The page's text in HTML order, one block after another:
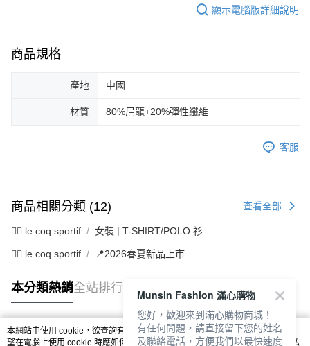
顯示電腦版詳細說明
商品規格
產地 中國
材質 80%尼龍+20%彈性纖維
客服
商品相關分類 (12) 查看全部
🚴‍♂️ le coq sportif 女裝 | T-SHIRT/POLO 衫
🚴‍♂️ le coq sportif 📍2026春夏新品上市
本分類熱銷全站排行
熱門標籤
本網站中使用 cookie，欲查詢有關本網站使用 cookie 方式之詳情，及若您不希
望在電腦上使用 cookie 時應如何變更電腦的 cookie 設定，請參閱本網站「
隱私
Munsin Fashion 滿心購物
您好，歡迎來到滿心購物商城！
有任何問題，請直接留下您的姓名
及聯絡電話，方便我們以最快速度